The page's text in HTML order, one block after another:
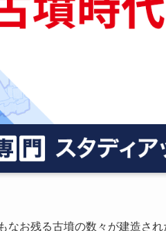
なお残る古墳の数々が建造され